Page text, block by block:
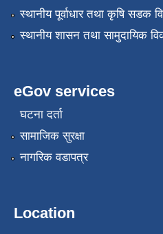
स्थानीय पूर्वाधार तथा कृषि सडक
स्थानीय शासन तथा सामुदायिक
eGov services
घटना दर्ता
सामाजिक सुरक्षा
नागरिक वडापत्र
Location